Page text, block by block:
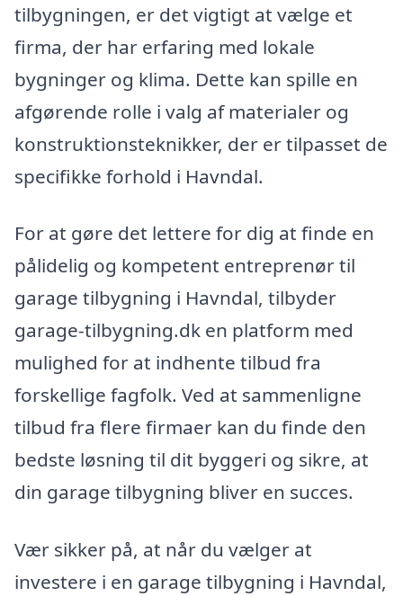
tilbygningen, er det vigtigt at vælge et
firma, der har erfaring med lokale
bygninger og klima. Dette kan spille en
afgørende rolle i valg af materialer og
konstruktionsteknikker, der er tilpasset de
specifikke forhold i Havndal.
For at gøre det lettere for dig at finde en
pålidelig og kompetent entreprenør til
garage tilbygning i Havndal, tilbyder
garage-tilbygning.dk en platform med
mulighed for at indhente tilbud fra
forskellige fagfolk. Ved at sammenligne
tilbud fra flere firmaer kan du finde den
bedste løsning til dit byggeri og sikre, at
din garage tilbygning bliver en succes.
Vær sikker på, at når du vælger at
investere i en garage tilbygning i Havndal,